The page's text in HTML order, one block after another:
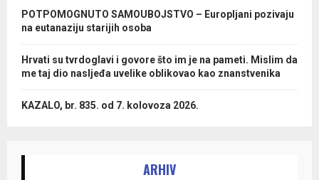
POTPOMOGNUTO SAMOUBOJSTVO – Europljani pozivaju
na eutanaziju starijih osoba
Hrvati su tvrdoglavi i govore što im je na pameti. Mislim da
me taj dio nasljeđa uvelike oblikovao kao znanstvenika
KAZALO, br. 835. od 7. kolovoza 2026.
ARHIV